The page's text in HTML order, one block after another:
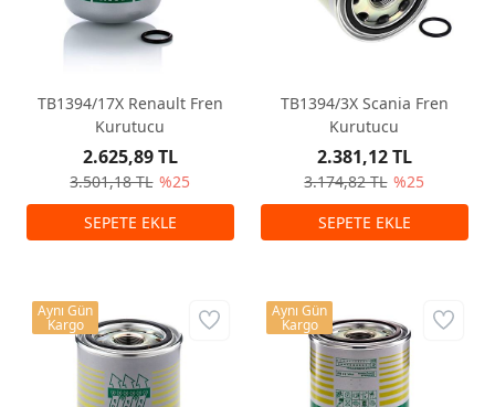
TB1394/17X Renault Fren
Kurutucu
3.501,18 TL %25
2.625,89 TL
TB1394/3X Scania Fren
Kurutucu
3.174,82 TL %25
2.381,12 TL
Aynı Gün
Kargo
Aynı Gün
Kargo